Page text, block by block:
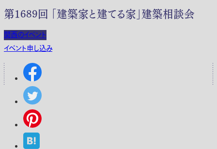
第1689回 「建築家と建てる家」建築相談会
関西のイベント
イベント申し込み